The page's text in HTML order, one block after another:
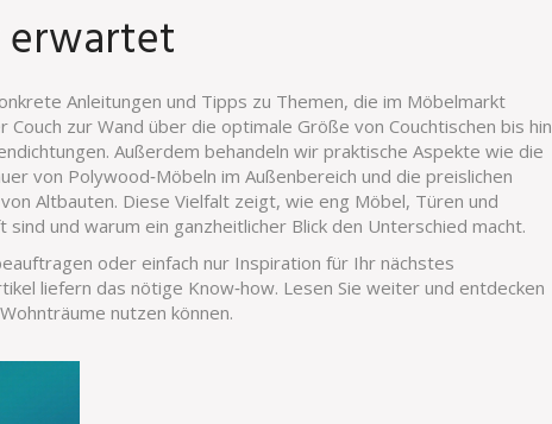
erwartet
Anleitungen und Tipps zu Themen, die im Möbelmarkt
zur Wand über die optimale Größe von Couchtischen bis hin
Außerdem behandeln wir praktische Aspekte wie die
von Polywood‑Möbeln im Außenbereich und die preislichen
Altbauten. Diese Vielfalt zeigt, wie eng Möbel, Türen und
und warum ein ganzheitlicher Blick den Unterschied macht.
oder einfach nur Inspiration für Ihr nächstes
liefern das nötige Know‑how. Lesen Sie weiter und entdecken
nutzen können.